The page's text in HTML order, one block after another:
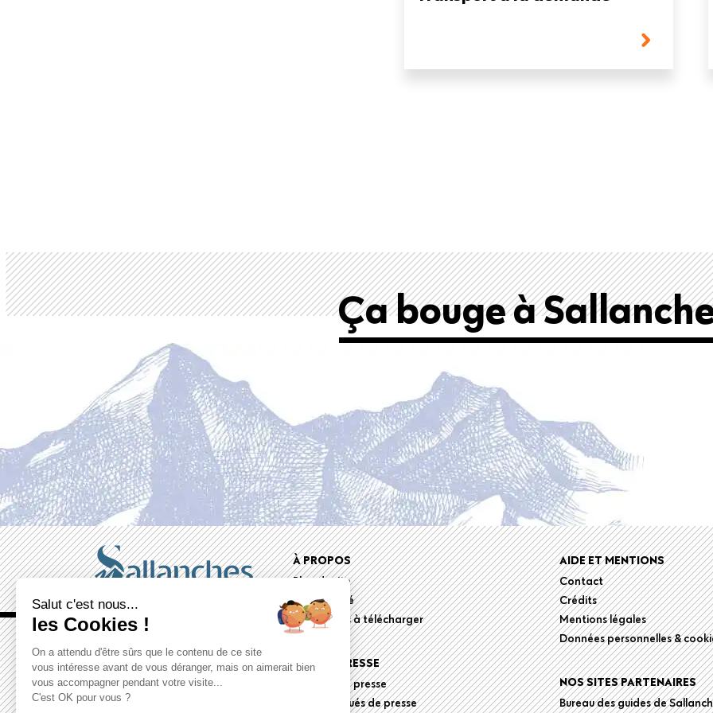
Ça bouge à
Footer
menu
À PROPOS
Plan du site
Accessibilité
Documents à télécharger
ESPACE PRESSE
Dossiers de presse
Communiqués de presse
AIDE ET MENTIONS
Contact
Crédits
Mentions légales
Données personnelles &
NOS SITES PARTENAIRES
Bureau des guides de
Salut c'est nous...
les Cookies !
On a attendu d'être sûrs que le contenu de ce site
vous intéresse avant de vous déranger, mais on aimerait bien
vous accompagner pendant votre visite...
C'est OK pour vous ?